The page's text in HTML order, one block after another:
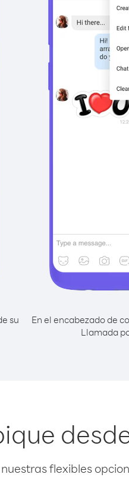
su
En el encabezado de
Llamada
flexibles